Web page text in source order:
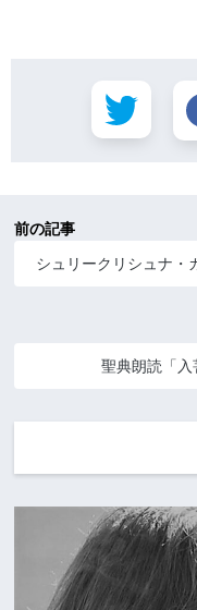
前の記事
シュリークリシュナ・
聖典朗読「